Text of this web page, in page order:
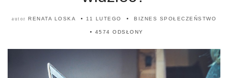
autor RENATA LOSKA 11 LUTEGO BIZNES SPOŁECZEŃSTWO
4574 ODSŁONY